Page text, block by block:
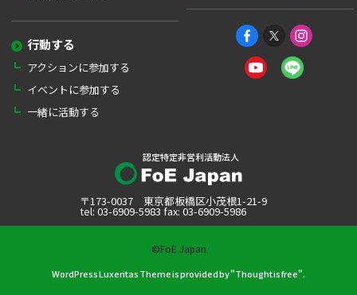
行動する
アクションに参加する
イベントに参加する
一緒に活動する
認定特定非営利活動法人
〒173-0037 東京都板橋区小茂根1-21-9
tel: 03-6909-5983 fax: 03-6909-5986
©FoE Japan
WordPress Luxeritas Theme is provided by "Thought is free".